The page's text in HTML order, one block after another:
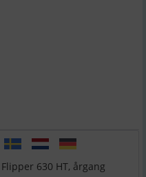
630 HT, årgang